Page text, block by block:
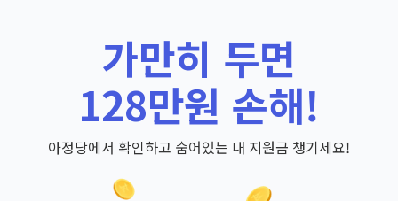
가만히 두면
128만원 손해!
아정당에서 확인하고 숨어있는 내 지원금 챙기세요!